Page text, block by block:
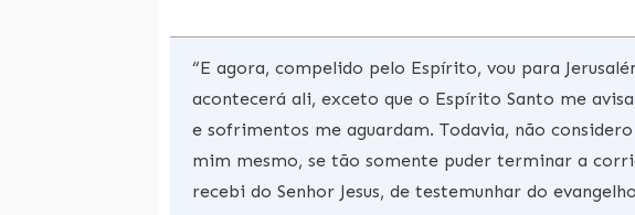
“E agora, compelido pelo Espírito, vou para
acontecerá ali, exceto que o Espírito Santo me
e sofrimentos me aguardam. Todavia, não
mim mesmo, se tão somente puder terminar a
recebi do Senhor Jesus, de testemunhar do